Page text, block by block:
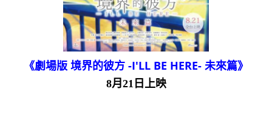
《劇場版 境界的彼方 -I'LL BE HERE- 未來篇》
8月21日上映